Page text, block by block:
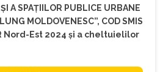
A SPAŢIILOR PUBLICE URBANE
MOLDOVENESC”, COD SMIS
Nord-Est 2024 și a cheltuielilor